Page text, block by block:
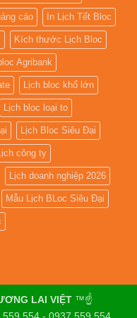
cáo In Lịch Tết Bloc
Kích thước Lịch Bloc
Agribank
Lịch bloc khổ lớn
Lịch bloc loại to
Lịch Bloc Siêu Đại
công ty
Lịch doanh nghiệp 2026
Mẫu Lịch BLoc Siêu Đại
LAI VIỆT ™☝️